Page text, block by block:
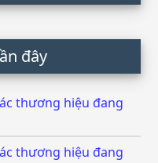
đây
thương hiệu đang
thương hiệu đang